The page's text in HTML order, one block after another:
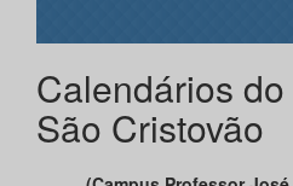
Calendários
São Cristovão